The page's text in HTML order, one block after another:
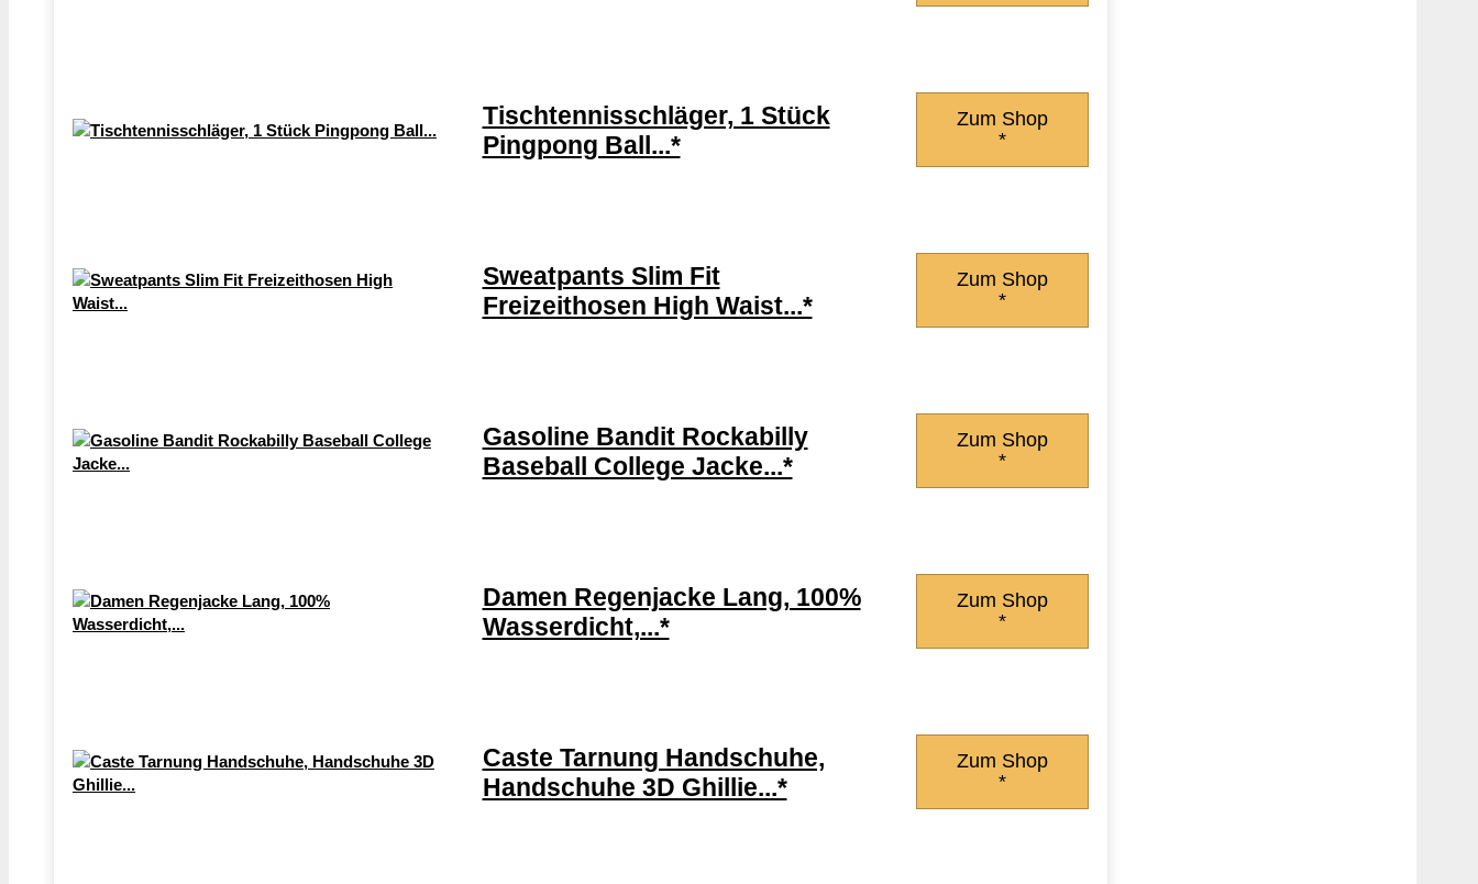
Tischtennisschläger, 1 Stück
Pingpong Ball...*
Zum Shop
*
Sweatpants Slim Fit
Freizeithosen High Waist...*
Zum Shop
*
Gasoline Bandit Rockabilly
Baseball College Jacke...*
Zum Shop
*
Damen Regenjacke Lang, 100%
Wasserdicht,...*
Zum Shop
*
Caste Tarnung Handschuhe,
Handschuhe 3D Ghillie...*
Zum Shop
*